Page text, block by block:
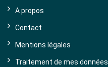
A propos
Contact
Mentions légales
Traitement de mes données